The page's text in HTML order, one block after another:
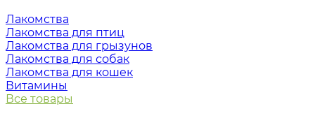
Лакомства
Лакомства для птиц
Лакомства для грызунов
Лакомства для собак
Лакомства для кошек
Витамины
Все товары